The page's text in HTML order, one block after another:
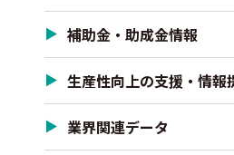
補助金・助成金情報
生産性向上の支援・情報
業界関連データ